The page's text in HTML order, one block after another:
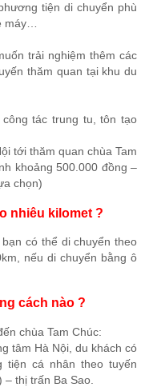
tiện di chuyển phù
máy…
trải nghiệm thêm các
thăm quan tại khu du
tác trung tu, tôn tạo
thăm quan chùa Tam
khoảng 500.000 đồng –
chọn)
nhiêu kilomet ?
có thể di chuyển theo
nếu di chuyển bằng ô
cách nào ?
chùa Tam Chúc:
tâm Hà Nội, du khách có
tiện cá nhân theo tuyến
thị trấn Ba Sao.